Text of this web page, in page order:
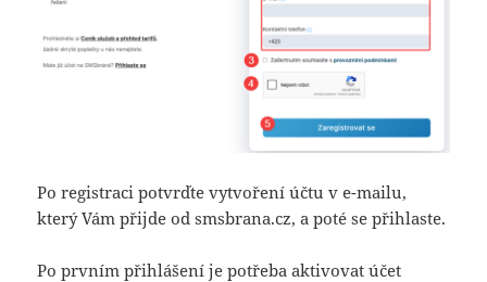
Po registraci potvrďte vytvoření účtu v e-mailu,
který Vám přijde od smsbrana.cz, a poté se přihlaste.
Po prvním přihlášení je potřeba aktivovat účet